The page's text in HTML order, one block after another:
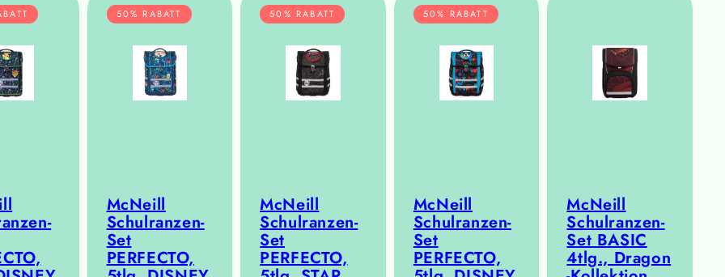
50% RABATT
McNeill
Schulranzen-
Set
PERFECTO,
50% RABATT
McNeill
Schulranzen-
Set
PERFECTO,
50% RABATT
McNeill
Schulranzen-
Set
PERFECTO,
McNeill
Schulranzen-
Set BASIC
4tlg., Dragon